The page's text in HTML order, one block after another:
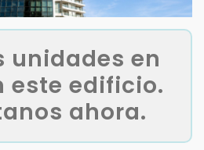
unidades en
este edificio.
ahora.